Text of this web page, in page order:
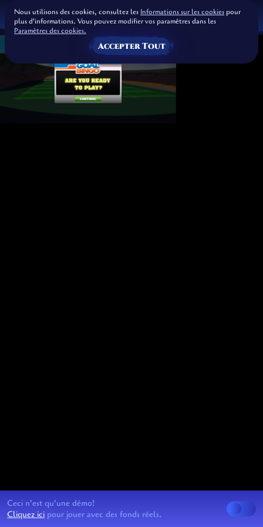
Ceci n'est qu'une démo!
Cliquez ici pour jouer avec des fonds réels.
Nous utilisons des cookies, consultez les Informations sur les cookies pour
plus d'informations. Vous pouvez modifier vos paramètres dans les
Paramètres des cookies.
Accepter Tout